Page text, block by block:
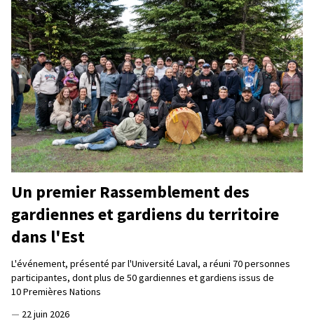
Un premier Rassemblement des
gardiennes et gardiens du territoire
dans l'Est
L'événement, présenté par l'Université Laval, a réuni 70 personnes
participantes, dont plus de 50 gardiennes et gardiens issus de
10 Premières Nations
— 22 juin 2026